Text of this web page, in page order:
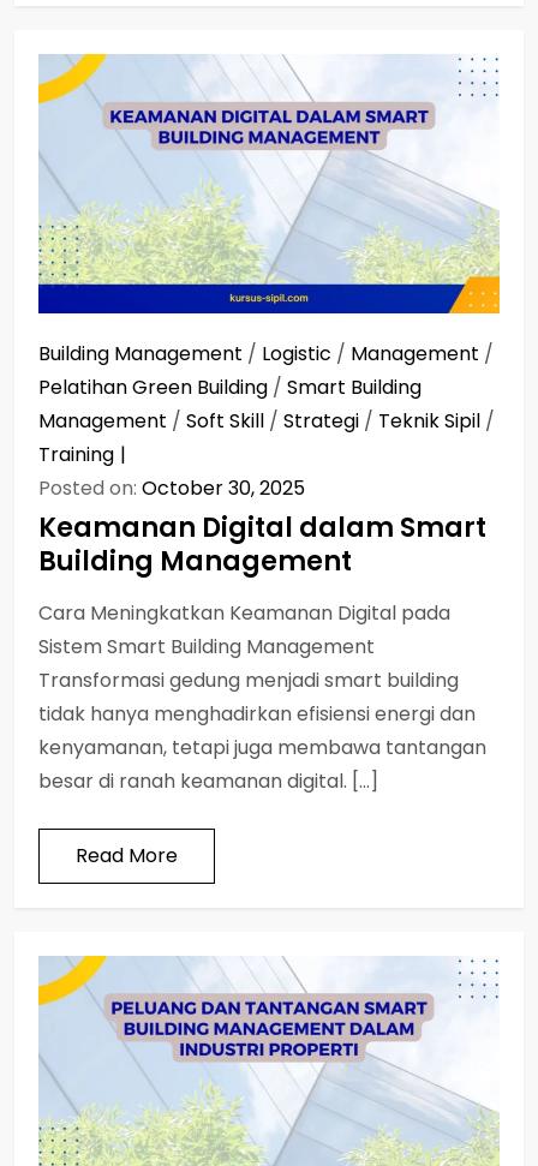
Building Management / Logistic / Management /
Pelatihan Green Building / Smart Building
Management / Soft Skill / Strategi / Teknik Sipil /
Training
Posted on: October 30, 2025
Keamanan Digital dalam Smart
Building Management
Cara Meningkatkan Keamanan Digital pada
Sistem Smart Building Management
Transformasi gedung menjadi smart building
tidak hanya menghadirkan efisiensi energi dan
kenyamanan, tetapi juga membawa tantangan
besar di ranah keamanan digital. […]
Read More